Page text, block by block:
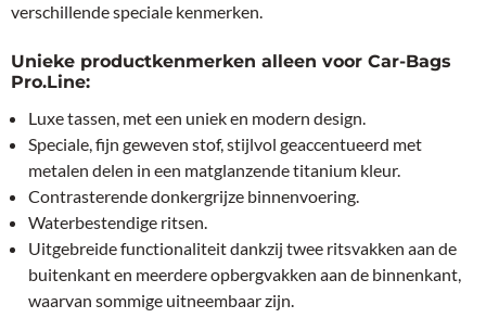
verschillende speciale kenmerken.
Unieke productkenmerken alleen voor Car-Bags
Pro.Line:
Luxe tassen, met een uniek en modern design.
Speciale, fijn geweven stof, stijlvol geaccentueerd met
metalen delen in een matglanzende titanium kleur.
Contrasterende donkergrijze binnenvoering.
Waterbestendige ritsen.
Uitgebreide functionaliteit dankzij twee ritsvakken aan de
buitenkant en meerdere opbergvakken aan de binnenkant,
waarvan sommige uitneembaar zijn.